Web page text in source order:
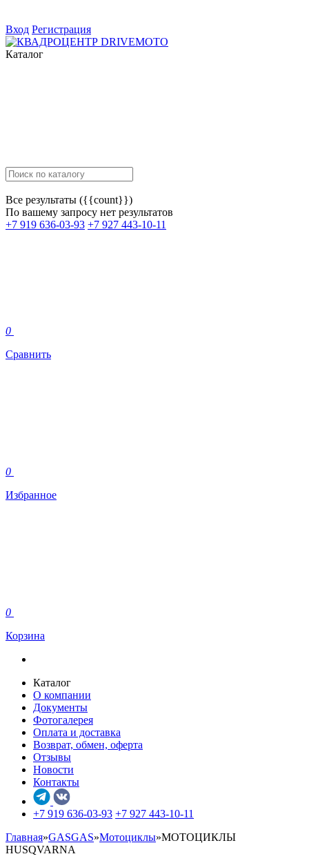
Вход Регистрация
Каталог
Все результаты ({{count}})
По вашему запросу нет результатов
+7 919 636-03-93 +7 927 443-10-11
0
Сравнить
0
Избранное
0
Корзина
Каталог
О компании
Документы
Фотогалерея
Оплата и доставка
Возврат, обмен, оферта
Отзывы
Новости
Контакты
+7 919 636-03-93 +7 927 443-10-11
Главная»GASGAS»Мотоциклы»МОТОЦИКЛЫ
HUSQVARNA